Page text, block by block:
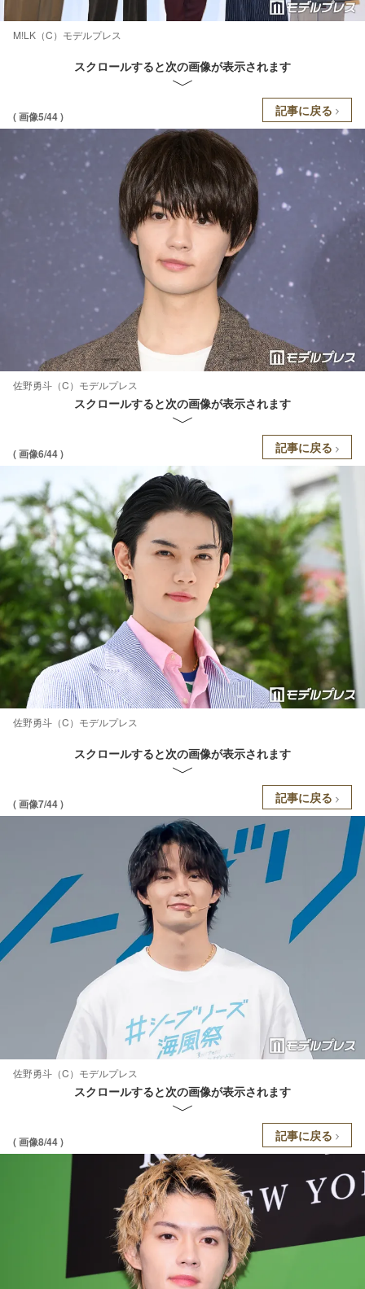
M!LK（C）モデルプレス
スクロールすると次の画像が表示されます
( 画像5/44 ) 記事に戻る
佐野勇斗（C）モデルプレス
スクロールすると次の画像が表示されます
( 画像6/44 ) 記事に戻る
佐野勇斗（C）モデルプレス
スクロールすると次の画像が表示されます
( 画像7/44 ) 記事に戻る
佐野勇斗（C）モデルプレス
スクロールすると次の画像が表示されます
( 画像8/44 ) 記事に戻る